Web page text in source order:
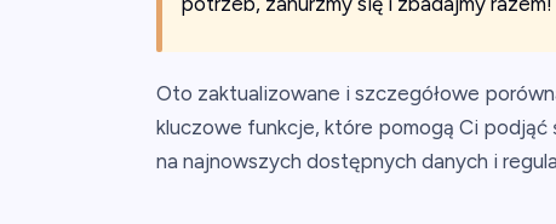
Oto zaktualizowane i szczegółowe
kluczowe funkcje, które pomogą Ci
na najnowszych dostępnych danych i